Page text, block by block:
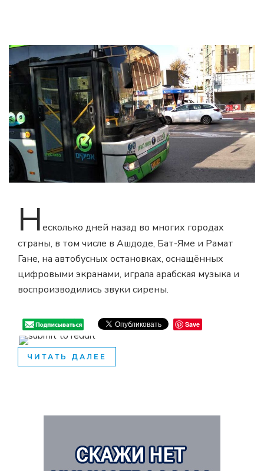
Несколько дней назад во многих городах
страны, в том числе в Ашдоде, Бат-Яме и Рамат
Гане, на автобусных остановках, оснащённых
цифровыми экранами, играла арабская музыка и
воспроизводились звуки сирены.
Save
ЧИТАТЬ ДАЛЕЕ